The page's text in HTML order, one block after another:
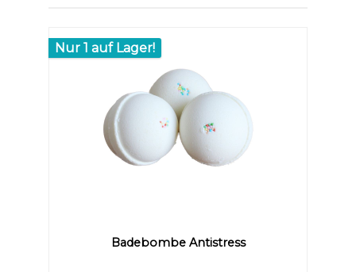
Nur 1 auf Lager!
Badebombe Antistress